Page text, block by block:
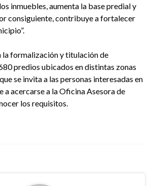
inmuebles, aumenta la base predial y
consiguiente, contribuye a fortalecer
la formalización y titulación de
predios ubicados en distintas zonas
se invita a las personas interesadas en
a acercarse a la Oficina Asesora de
los requisitos.